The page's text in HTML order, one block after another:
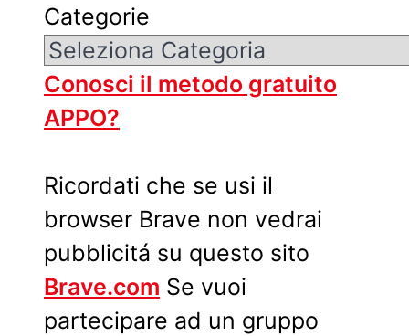
Categorie
Conosci il metodo gratuito
APPO?
Ricordati che se usi il
browser Brave non vedrai
pubblicitá su questo sito
Brave.com Se vuoi
partecipare ad un gruppo